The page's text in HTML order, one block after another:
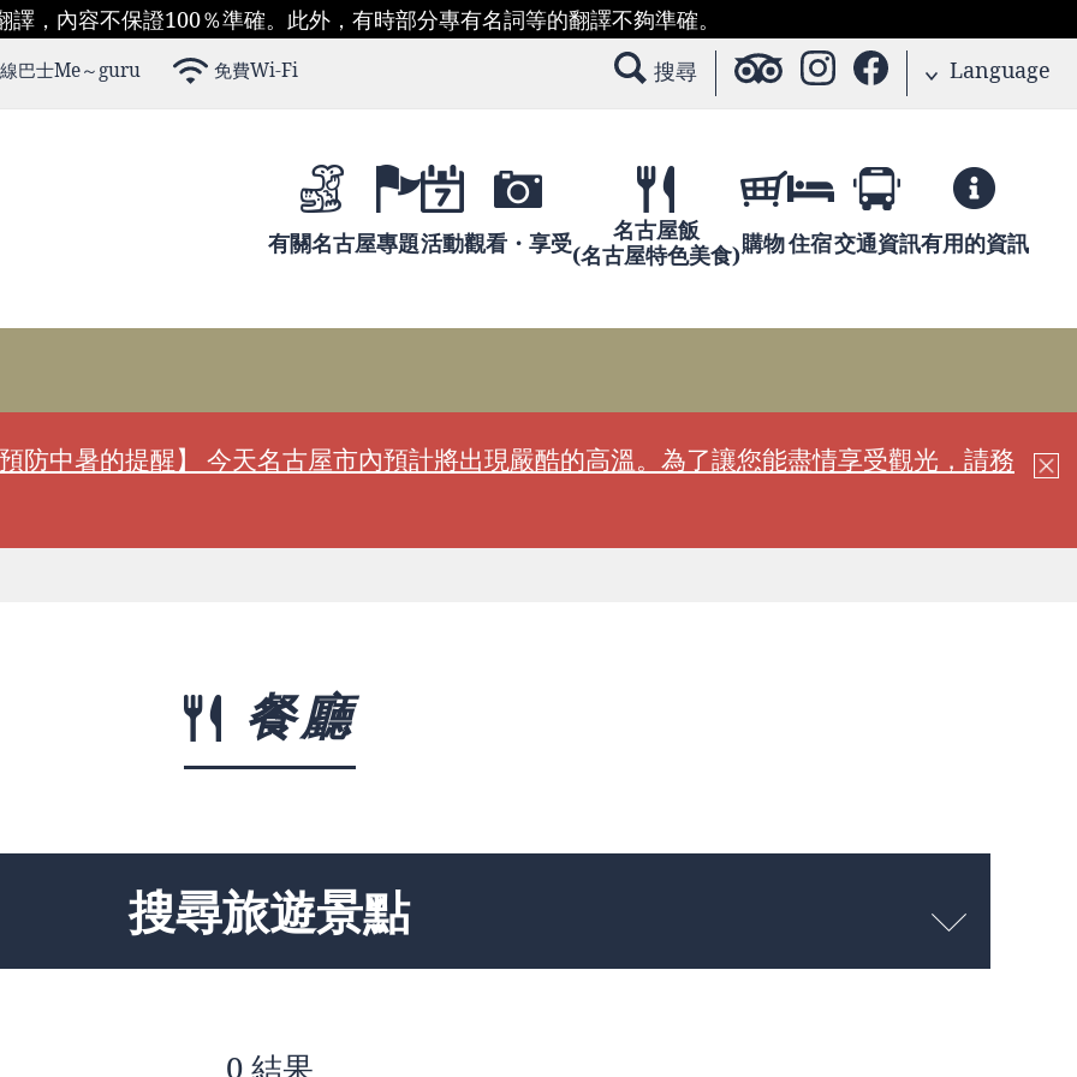
譯，內容不保證100％準確。此外，有時部分專有名詞等的翻譯不夠準確。
巴士Me～guru 免費Wi-Fi 搜尋 Language
有關名古屋專題活動觀看・享受
名古屋飯
(名古屋特色美食)購物住宿交通資訊有用的資訊
防中暑的提醒】 今天名古屋市內預計將出現嚴酷的高溫。為了讓您能盡情享受觀光，請務
餐廳
搜尋旅遊景點
0 結果